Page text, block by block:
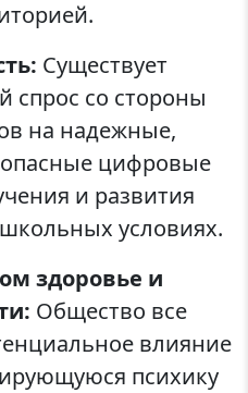
Существует
спрос со стороны
на надежные,
цифровые
и развития
условиях.
здоровье и
Общество все
влияние
психику